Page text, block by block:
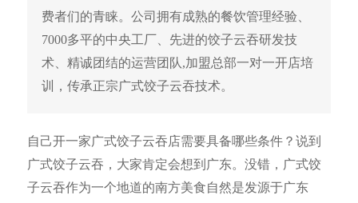
费者们的青睐。公司拥有成熟的餐饮管理经验、
7000多平的中央工厂、先进的饺子云吞研发技
术、精诚团结的运营团队,加盟总部一对一开店培
训，传承正宗广式饺子云吞技术。
自己开一家广式饺子云吞店需要具备哪些条件？说到
广式饺子云吞，大家肯定会想到广东。没错，广式饺
子云吞作为一个地道的南方美食自然是发源于广东